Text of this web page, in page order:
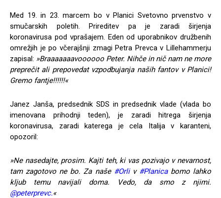
Med 19. in 23. marcem bo v Planici Svetovno prvenstvo v
smučarskih poletih. Prireditev pa je zaradi širjenja
koronavirusa pod vprašajem. Eden od uporabnikov družbenih
omrežjih je po včerajšnji zmagi Petra Prevca v Lillehammerju
zapisal: »Braaaaaaavoooooo Peter. Nihče in nič nam ne more
preprečit ali prepovedat vzpodbujanja naših fantov v Planici!
Gremo fantje!!!!!!«
Janez Janša, predsednik SDS in predsednik vlade (vlada bo
imenovana prihodnji teden), je zaradi hitrega širjenja
koronavirusa, zaradi katerega je cela Italija v karanteni,
opozoril:
»Ne nasedajte, prosim. Kajti teh, ki vas pozivajo v nevarnost,
tam zagotovo ne bo. Za naše #Orliv #Planicabomo lahko
kljub temu navijali doma. Vedo, da smo z njimi.
@peterprevc.«